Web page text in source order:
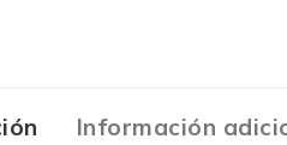
Información